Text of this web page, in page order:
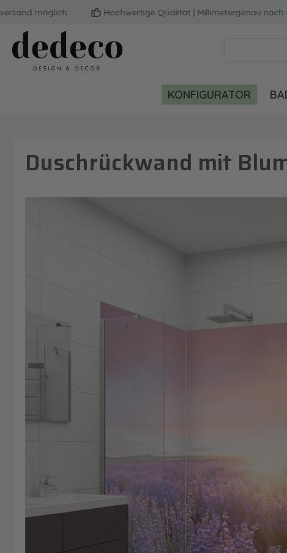
Hauptinhalt springen
Zur Suche springen
Zur Hauptnavigation springen
möglich Hochwertige Qualität | Millimetergenau nach
KONFIGURATOR
Duschrückwand mit